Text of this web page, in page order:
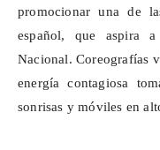
promocionar una de
español, que aspira
Nacional. Coreografías
energía contagiosa
sonrisas y móviles en